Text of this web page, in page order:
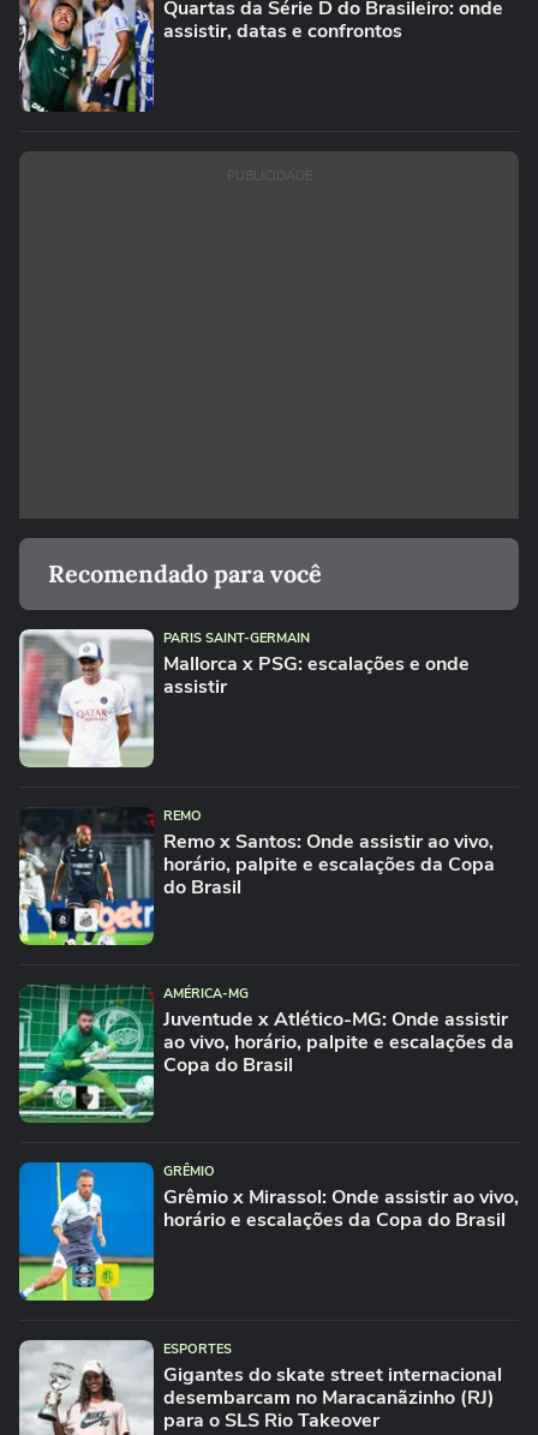
Quartas da Série D do Brasileiro: onde
assistir, datas e confrontos
PUBLICIDADE
Recomendado para você
PARIS SAINT-GERMAIN
Mallorca x PSG: escalações e onde
assistir
REMO
Remo x Santos: Onde assistir ao vivo,
horário, palpite e escalações da Copa
do Brasil
AMÉRICA-MG
Juventude x Atlético-MG: Onde assistir
ao vivo, horário, palpite e escalações da
Copa do Brasil
GRÊMIO
Grêmio x Mirassol: Onde assistir ao vivo,
horário e escalações da Copa do Brasil
ESPORTES
Gigantes do skate street internacional
desembarcam no Maracanãzinho (RJ)
para o SLS Rio Takeover